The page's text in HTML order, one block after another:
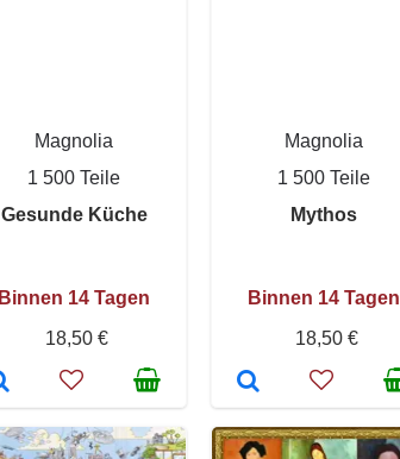
Magnolia
1 500 Teile
Gesunde Küche
Binnen 14 Tagen
18,50 €
Magnolia
1 500 Teile
Mythos
Binnen 14 Tagen
18,50 €